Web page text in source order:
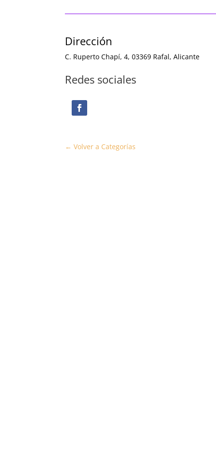
Dirección
C. Ruperto Chapí, 4, 03369 Rafal, Alicante
Redes sociales
← Volver a Categorías